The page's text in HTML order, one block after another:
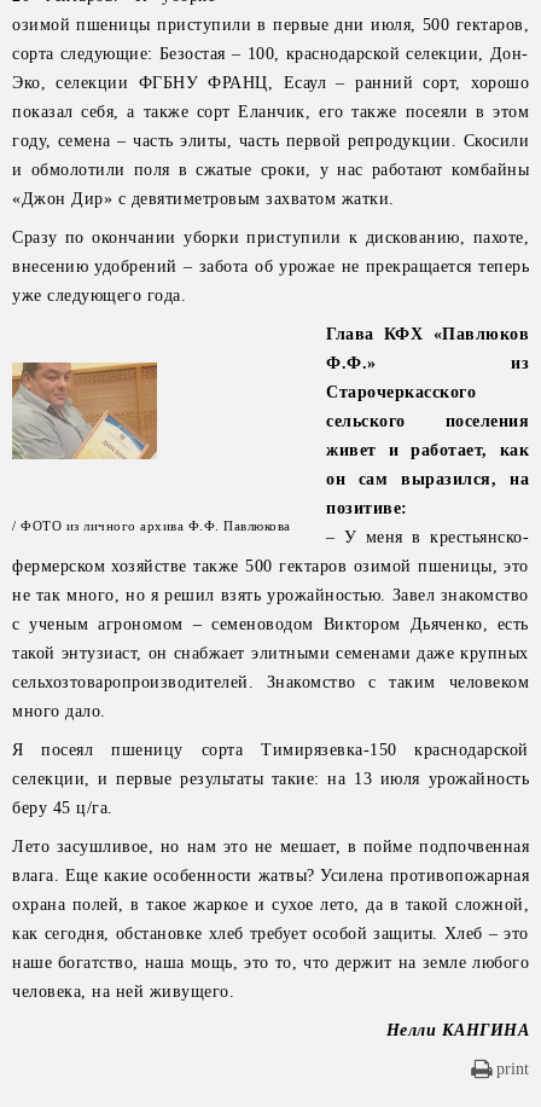
озимой пшеницы приступили в первые дни июля, 500 гектаров,
сорта следующие: Безостая – 100, краснодарской селекции, Дон-
Эко, селекции ФГБНУ ФРАНЦ, Есаул – ранний сорт, хорошо
показал себя, а также сорт Еланчик, его также посеяли в этом
году, семена – часть элиты, часть первой репродукции. Скосили
и обмолотили поля в сжатые сроки, у нас работают комбайны
«Джон Дир» с девятиметровым захватом жатки.
Сразу по окончании уборки приступили к дискованию, пахоте,
внесению удобрений – забота об урожае не прекращается теперь
уже следующего года.
/ ФОТО из личного архива Ф.Ф. Павлюкова
Глава КФХ «Павлюков
Ф.Ф.» из
Старочеркасского
сельского поселения
живет и работает, как
он сам выразился, на
позитиве:
– У меня в крестьянско-
фермерском хозяйстве также 500 гектаров озимой пшеницы, это
не так много, но я решил взять урожайностью. Завел знакомство
с ученым агрономом – семеноводом Виктором Дьяченко, есть
такой энтузиаст, он снабжает элитными семенами даже крупных
сельхозтоваропроизводителей. Знакомство с таким человеком
много дало.
Я посеял пшеницу сорта Тимирязевка-150 краснодарской
селекции, и первые результаты такие: на 13 июля урожайность
беру 45 ц/га.
Лето засушливое, но нам это не мешает, в пойме подпочвенная
влага. Еще какие особенности жатвы? Усилена противопожарная
охрана полей, в такое жаркое и сухое лето, да в такой сложной,
как сегодня, обстановке хлеб требует особой защиты. Хлеб – это
наше богатство, наша мощь, это то, что держит на земле любого
человека, на ней живущего.
Нелли КАНГИНА
print